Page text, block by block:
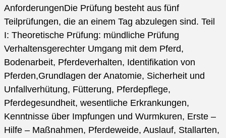
AnforderungenDie Prüfung besteht aus fünf
Teilprüfungen, die an einem Tag abzulegen sind. Teil
I: Theoretische Prüfung: mündliche Prüfung
Verhaltensgerechter Umgang mit dem Pferd,
Bodenarbeit, Pferdeverhalten, Identifikation von
Pferden,Grundlagen der Anatomie, Sicherheit und
Unfallverhütung, Fütterung, Pferdepflege,
Pferdegesundheit, wesentliche Erkrankungen,
Kenntnisse über Impfungen und Wurmkuren, Erste –
Hilfe – Maßnahmen, Pferdeweide, Auslauf, Stallarten,